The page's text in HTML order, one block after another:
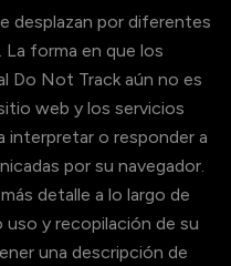
desplazan por diferentes
forma en que los
Do Not Track aún no es
web y los servicios
interpretar o responder a
por su navegador.
detalle a lo largo de
y recopilación de su
una descripción de